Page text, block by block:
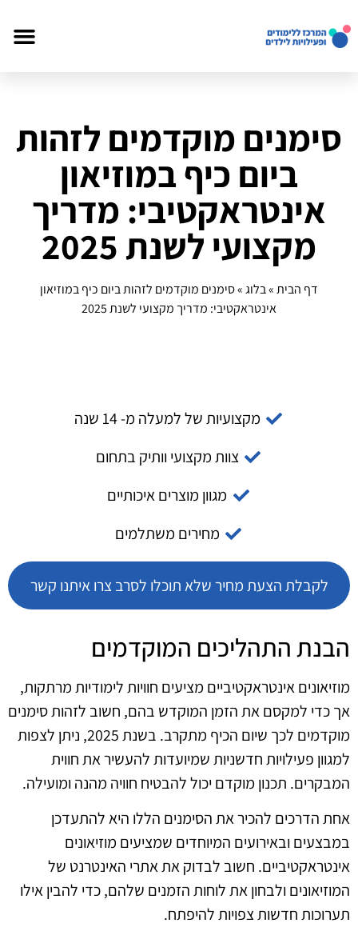
סימנים מוקדמים לזהות
ביום כיף במוזיאון
אינטראקטיבי: מדריך
מקצועי לשנת 2025
דף הבית»בלוג»סימנים מוקדמים לזהות ביום כיף במוזיאון
אינטראקטיבי: מדריך מקצועי לשנת 2025
מקצועיות של למעלה מ- 14 שנה
צוות מקצועי וותיק בתחום
מגוון מוצרים איכותיים
מחירים משתלמים
לקבלת הצעת מחיר שלא תוכלו לסרב צרו איתנו קשר
הבנת התהליכים המוקדמים
מוזיאונים אינטראקטיביים מציעים חוויות לימודיות מרתקות,
אך כדי למקסם את הזמן המוקדש בהם, חשוב לזהות סימנים
מוקדמים לכך שיום הכיף מתקרב. בשנת 2025, ניתן לצפות
למגוון פעילויות חדשניות שמיועדות להעשיר את חווית
המבקרים. תכנון מוקדם יכול להבטיח חוויה מהנה ומועילה.
אחת הדרכים להכיר את הסימנים הללו היא להתעדכן
במבצעים ובאירועים המיוחדים שמציעים מוזיאונים
אינטראקטיביים. חשוב לבדוק את אתרי האינטרנט של
המוזיאונים ולבחון את לוחות הזמנים שלהם, כדי להבין אילו
תערוכות חדשות צפויות להיפתח.